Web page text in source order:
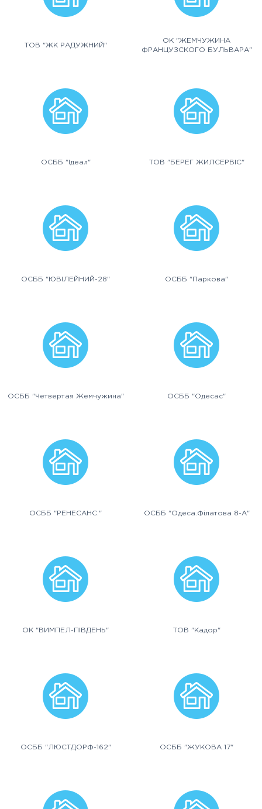
ТОВ "ЖК РАДУЖНИЙ"
ОК "ЖЕМЧУЖИНА
ФРАНЦУЗСКОГО БУЛЬВАРА"
ОСББ "Ідеал" ТОВ "БЕРЕГ ЖИЛСЕРВІС"
ОСББ "ЮВІЛЕЙНИЙ-28" ОСББ "Паркова"
ОСББ "Четвертая Жемчужина" ОСББ "Одесас"
ОСББ "РЕНЕСАНС." ОСББ "Одеса.Фiлатова 8-А"
ОК "ВИМПЕЛ-ПІВДЕНЬ" ТОВ "Кадор"
ОСББ "ЛЮСТДОРФ-162" ОСББ "ЖУКОВА 17"